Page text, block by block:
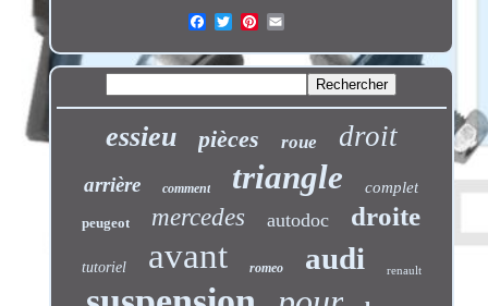
essieu pièces roue droit
arrière comment triangle complet
peugeot mercedes autodoc droite
tutoriel avant romeo audi renault